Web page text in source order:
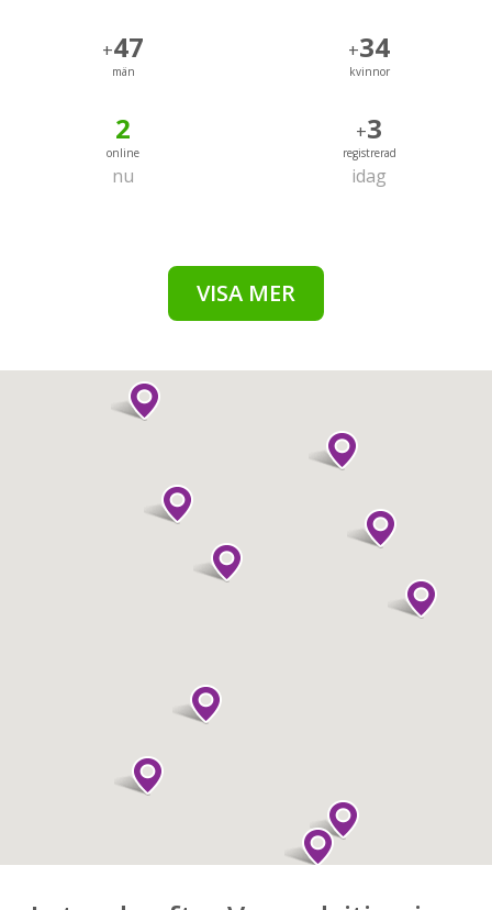
+47
män
+34
kvinnor
2
online
nu
+3
registrerad
idag
VISA MER